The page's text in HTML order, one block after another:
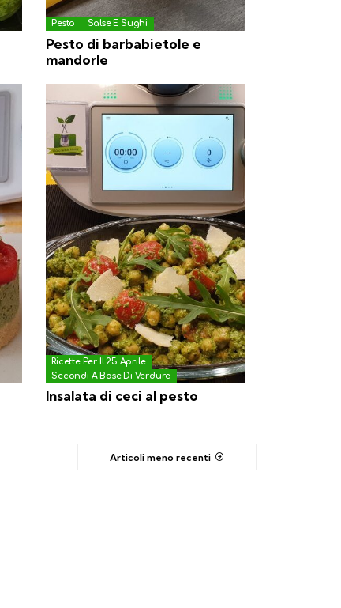
Pesto Salse E Sughi
Pesto di barbabietole e
mandorle
Ricette Per Il 25 Aprile
Secondi A Base Di Verdure
Insalata di ceci al pesto
Articoli meno recenti